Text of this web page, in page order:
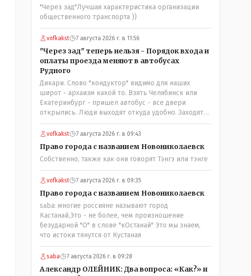
"Через зад"Лучшая характеристика организации
общественного транспорта ))
vofkakst 7 августа 2026 г. в 11:56
"Через зад" теперь нельзя - Порядок входа и
оплаты проезда меняют в автобусах
Рудного
Дикари. Слово "кондуктор" видимо для наших
широт - архаизм какой то. Взять Челябинск или
Екатеринбург - пришел автобус - все двери
открылись. Люди выходят откуда удобно. Заходят
также в любую дверь. Далее - либо платишь сам (у
каждой двери есть валидатор), либо кондуктор
вопросов оплаты, полностью
сконцентрировавшись на управлении автобусом.
Кондуктор - помимо удобства - несомненно
рабочие места. Сколько людей можно
трудоустроить? Но зачем, когда водитель должен и
на дорогу смотреть, и оплату контролировать , и (в
редких случаях оплаты наличкой) сдачу выдавать. У
нас прогресс почему-то идет с регрессом рука об
руку. Любую хорошую задумку умудряемся
похерить(
vofkakst 7 августа 2026 г. в 09:43
Право города с названием Новониколаевск
Собственно, также как они говорят Тэнгэ или тэнге
vofkakst 7 августа 2026 г. в 09:35
Право города с названием Новониколаевск
saba: многие россияне называют город
Кастанай,Это - не более, чем произношение
безударной "О" в слове "кОстанай" Это мы знаем,
что истоки тянутся от Кустаная
saba 7 августа 2026 г. в 09:28
Александр ОЛЕЙНИК: Два вопроса: «Как?» и